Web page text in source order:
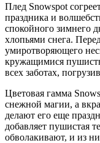
Плед Snowspot
праздника и
спокойного зимнего
хлопьями снега.
умиротворяющего
кружащимися
всех заботах,
Цветовая гамма
снежной магии, а
делают его еще
добавляет пушистая
обволакивают, и из